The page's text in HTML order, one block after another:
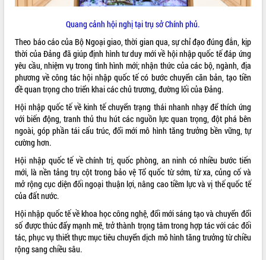
VIDEO
Không có file video nào để phát.
ALBUM ẢNH
Quang cảnh hội nghị tại trụ sở Chính phủ.
Theo báo cáo của Bộ Ngoại giao, thời gian qua, sự chỉ đạo đúng đắn, kịp
thời của Đảng đã giúp định hình tư duy mới về hội nhập quốc tế đáp ứng
yêu cầu, nhiệm vụ trong tình hình mới; nhận thức của các bộ, ngành, địa
phương về công tác hội nhập quốc tế có bước chuyển căn bản, tạo tiền
đề quan trọng cho triển khai các chủ trương, đường lối của Đảng.
Hội nhập quốc tế về kinh tế chuyển trạng thái nhanh nhạy để thích ứng
với biến động, tranh thủ thu hút các nguồn lực quan trọng, đột phá bên
ngoài, góp phần tái cấu trúc, đổi mới mô hình tăng trưởng bền vững, tự
cường hơn.
Hội nhập quốc tế về chính trị, quốc phòng, an ninh có nhiều bước tiến
mới, là nền tảng trụ cột trong bảo vệ Tổ quốc từ sớm, từ xa, củng cố và
mở rộng cục diện đối ngoại thuận lợi, nâng cao tiềm lực và vị thế quốc tế
của đất nước.
Hội nhập quốc tế về khoa học công nghệ, đổi mới sáng tạo và chuyển đổi
số được thúc đẩy mạnh mẽ, trở thành trọng tâm trong hợp tác với các đối
tác, phục vụ thiết thực mục tiêu chuyển dịch mô hình tăng trưởng từ chiều
rộng sang chiều sâu.